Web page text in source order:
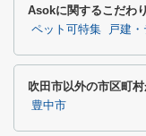
Asokに関するこだわ
ペット可特集 戸建
吹田市以外の市区町
豊中市